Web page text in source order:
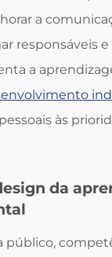
a
responsáveis e
a
às
da
público,